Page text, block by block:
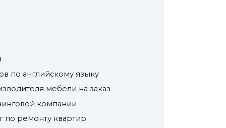
по английскому языку
мебели на заказ
компании
по ремонту квартир